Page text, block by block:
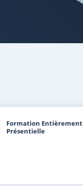
Formation Entièrement
Présentielle